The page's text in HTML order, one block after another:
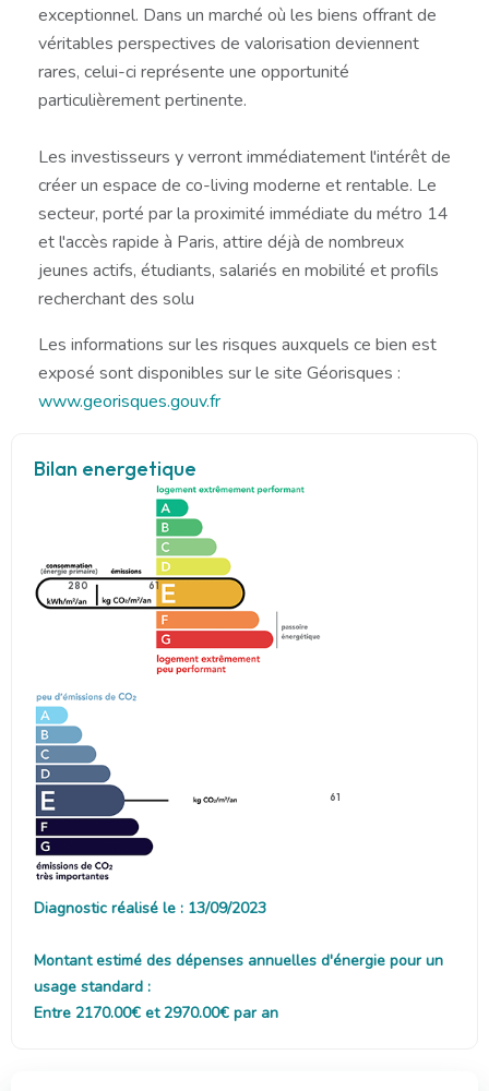
exceptionnel. Dans un marché où les biens offrant de
véritables perspectives de valorisation deviennent
rares, celui-ci représente une opportunité
particulièrement pertinente.
Les investisseurs y verront immédiatement l'intérêt de
créer un espace de co-living moderne et rentable. Le
secteur, porté par la proximité immédiate du métro 14
et l'accès rapide à Paris, attire déjà de nombreux
jeunes actifs, étudiants, salariés en mobilité et profils
recherchant des solu
Les informations sur les risques auxquels ce bien est
exposé sont disponibles sur le site Géorisques :
www.georisques.gouv.fr
Bilan energetique
280 61
61
Diagnostic réalisé le : 13/09/2023
Montant estimé des dépenses annuelles d'énergie pour un
usage standard :
Entre 2170.00€ et 2970.00€ par an